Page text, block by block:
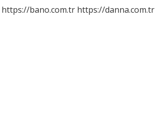
https://bano.com.tr https://danna.com.tr